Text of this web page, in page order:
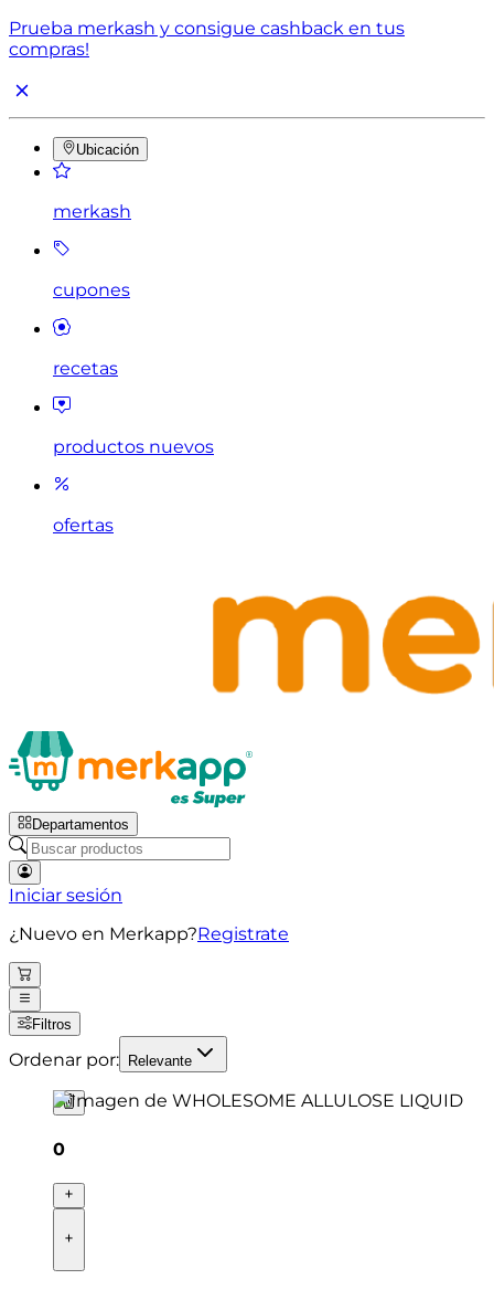
Prueba merkash y consigue cashback en tus
compras!
Ubicación
merkash
cupones
recetas
productos nuevos
ofertas
Departamentos
Iniciar sesión
¿Nuevo en Merkapp?Registrate
Filtros
Ordenar por: Relevante
0